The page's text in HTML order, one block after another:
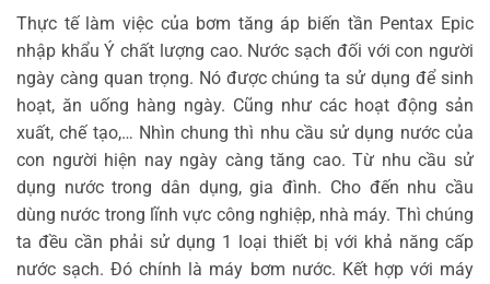
Thực tế làm việc của bơm tăng áp biến tần Pentax Epic
nhập khẩu Ý chất lượng cao. Nước sạch đối với con người
ngày càng quan trọng. Nó được chúng ta sử dụng để sinh
hoạt, ăn uống hàng ngày. Cũng như các hoạt động sản
xuất, chế tạo,… Nhìn chung thì nhu cầu sử dụng nước của
con người hiện nay ngày càng tăng cao. Từ nhu cầu sử
dụng nước trong dân dụng, gia đình. Cho đến nhu cầu
dùng nước trong lĩnh vực công nghiệp, nhà máy. Thì chúng
ta đều cần phải sử dụng 1 loại thiết bị với khả năng cấp
nước sạch. Đó chính là máy bơm nước. Kết hợp với máy